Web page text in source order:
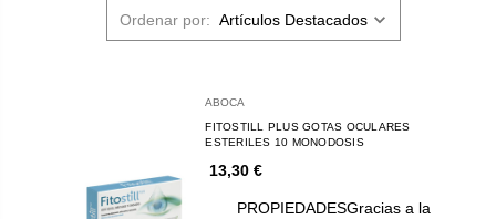
Ordenar por:
ABOCA
FITOSTILL PLUS GOTAS OCULARES
ESTERILES 10 MONODOSIS
13,30 €
PROPIEDADESGracias a la